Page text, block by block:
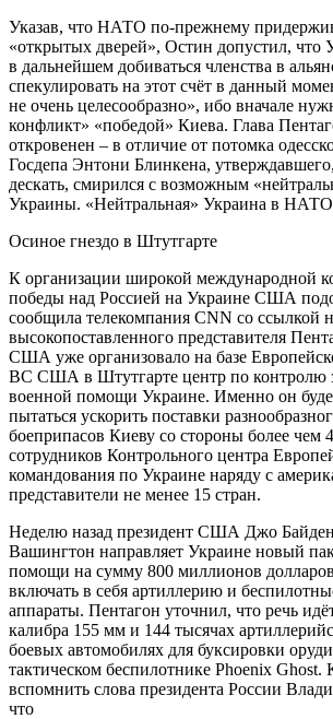
Указав, что НАТО по-прежнему
«открытых дверей», Остин допустил, что
в дальнейшем добиваться членства в
спекулировать на этот счёт в данный
не очень целесообразно», ибо вначале
конфликт» «победой» Киева. Глава
откровенен – в отличие от потомка
Госдепа Энтони Блинкена,
дескать, смирился с возможным
Украины. «Нейтральная» Украина в НАТО
Осиное гнездо в Штутгарте
К организации широкой международной
победы над Россией на Украине США
сообщила телекомпания CNN со ссылкой
высокопоставленного представителя
США уже организовало на базе
ВС США в Штутгарте центр по контролю
военной помощи Украине. Именно он
пытаться ускорить поставки
боеприпасов Киеву со стороны более чем
сотрудников Контрольного центра
командования по Украине наряду с
представители не менее 15 стран.
Неделю назад президент США Джо
Вашингтон направляет Украине новый
помощи на сумму 800 миллионов
включать в себя артиллерию и
аппараты. Пентагон уточнил, что речь
калибра 155 мм и 144 тысячах
боевых автомобилях для буксировки
тактическом беспилотнике Phoenix Ghost.
вспомнить слова президента России
что